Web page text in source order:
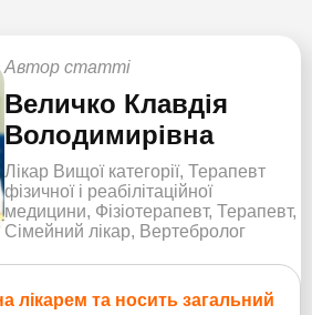
Автор статті
Величко Клавдія
Володимирівна
Лікар Вищої категорії, Терапевт
фізичної і реабілітаційної
медицини, Фізіотерапевт, Терапевт,
Сімейний лікар, Вертебролог
лікарем та носить загальний